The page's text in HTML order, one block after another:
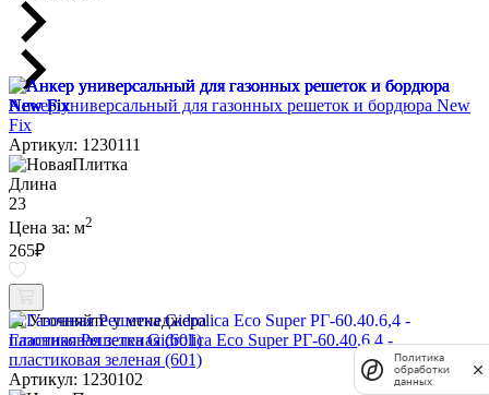
Анкер универсальный для газонных решеток и бордюра New
Fix
Артикул: 1230111
Длина
23
Цена за: м2
265₽
Уточняйте у менеджера
Газонная Решетка Gidrolica Eco Super РГ-60.40.6,4 -
пластиковая зеленая (601)
Артикул: 1230102
Политика
обработки
данных